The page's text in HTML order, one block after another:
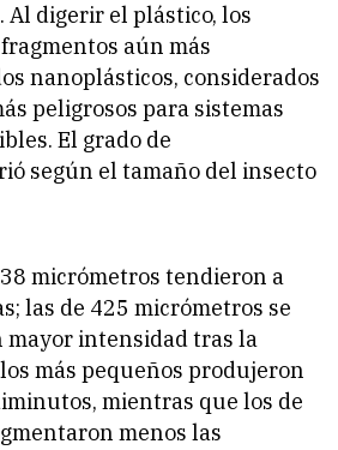
digerir el plástico, los
aún más
nanoplásticos, considerados
peligrosos para sistemas
El grado de
según el tamaño del insecto
micrómetros tendieron a
las de 425 micrómetros se
mayor intensidad tras la
más pequeños produjeron
mientras que los de
menos las